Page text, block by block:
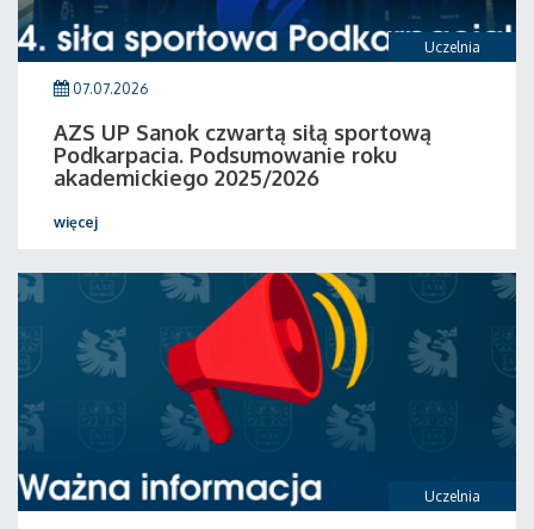
Uczelnia
07.07.2026
AZS UP Sanok czwartą siłą sportową
Podkarpacia. Podsumowanie roku
akademickiego 2025/2026
więcej
Uczelnia